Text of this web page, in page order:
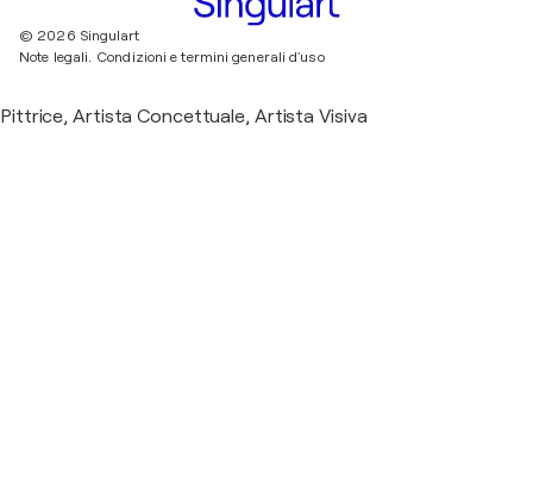
© 2026 Singulart
Note legali. Condizioni e termini generali d'uso
Pittrice, Artista Concettuale, Artista Visiva